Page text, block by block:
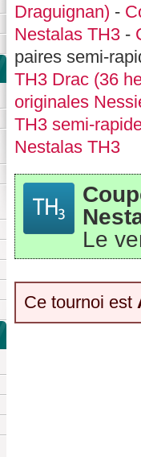
Draguignan) -
Nestalas TH3 -
paires semi-
TH3 Drac (36
originales
TH3 semi-
Nestalas TH3
Le
Ce tournoi est